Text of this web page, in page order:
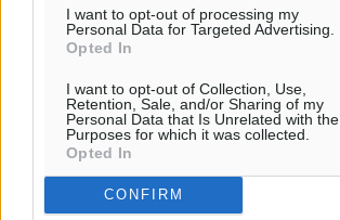
I want to opt-out of processing my
Personal Data for Targeted Advertising.
Opted In
I want to opt-out of Collection, Use,
Retention, Sale, and/or Sharing of my
Personal Data that Is Unrelated with the
Purposes for which it was collected.
Opted In
CONFIRM
°
πρόγνωση:
°